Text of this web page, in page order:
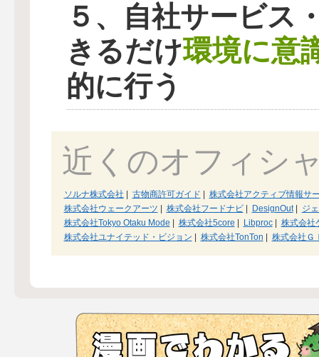
５、自社サービス
きるだけ環境に意
的に行う
近くのオフィシ
ソルナ株式会社 古物商許可ガイド
株式会社アクティブ情報サ
株式会社ウェークアーツ
株式会社フードナビ| DesignOut|
ジ
株式会社Tokyo Otaku Mode
株式会社5core Libproc|
株式会社
株式会社ユナイテッド・ビジョン
株式会社TonTon 株式会社Ｇ